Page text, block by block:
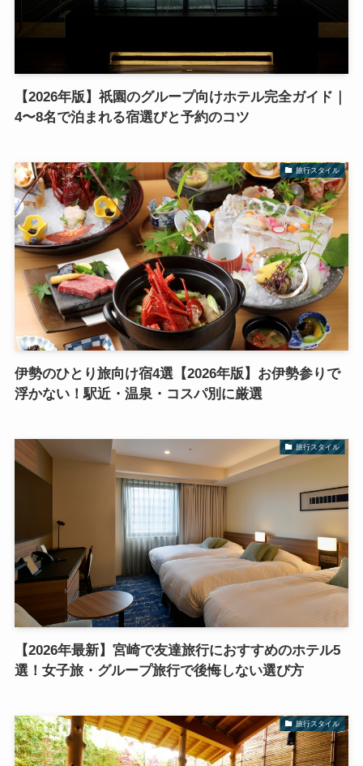
【2026年版】祇園のグループ向けホテル完全ガイド｜
4〜8名で泊まれる宿選びと予約のコツ
旅行スタイル
伊勢のひとり旅向け宿4選【2026年版】お伊勢参りで
浮かない！駅近・温泉・コスパ別に厳選
旅行スタイル
【2026年最新】宮崎で友達旅行におすすめのホテル5
選！女子旅・グループ旅行で後悔しない選び方
旅行スタイル